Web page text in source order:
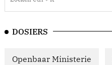
DOSIERS
Openbaar Ministerie